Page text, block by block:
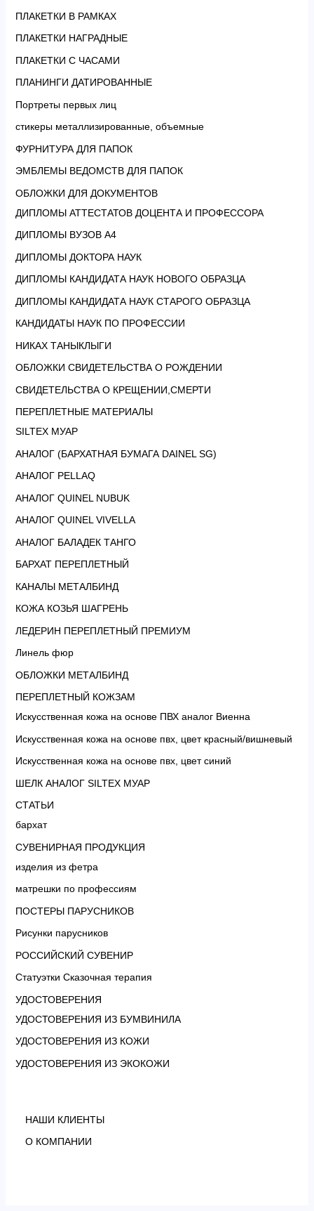
ПЛАКЕТКИ В РАМКАХ
ПЛАКЕТКИ НАГРАДНЫЕ
ПЛАКЕТКИ С ЧАСАМИ
ПЛАНИНГИ ДАТИРОВАННЫЕ
Портреты первых лиц
стикеры металлизированные, объемные
ФУРНИТУРА ДЛЯ ПАПОК
ЭМБЛЕМЫ ВЕДОМСТВ ДЛЯ ПАПОК
ОБЛОЖКИ ДЛЯ ДОКУМЕНТОВ
ДИПЛОМЫ АТТЕСТАТОВ ДОЦЕНТА И ПРОФЕССОРА
ДИПЛОМЫ ВУЗОВ А4
ДИПЛОМЫ ДОКТОРА НАУК
ДИПЛОМЫ КАНДИДАТА НАУК НОВОГО ОБРАЗЦА
ДИПЛОМЫ КАНДИДАТА НАУК СТАРОГО ОБРАЗЦА
КАНДИДАТЫ НАУК ПО ПРОФЕССИИ
НИКАХ ТАНЫКЛЫГИ
ОБЛОЖКИ СВИДЕТЕЛЬСТВА О РОЖДЕНИИ
СВИДЕТЕЛЬСТВА О КРЕЩЕНИИ,СМЕРТИ
ПЕРЕПЛЕТНЫЕ МАТЕРИАЛЫ
SILTEX МУАР
АНАЛОГ (БАРХАТНАЯ БУМАГА DAINEL SG)
АНАЛОГ PELLAQ
АНАЛОГ QUINEL NUBUK
АНАЛОГ QUINEL VIVELLA
АНАЛОГ БАЛАДЕК ТАНГО
БАРХАТ ПЕРЕПЛЕТНЫЙ
КАНАЛЫ МЕТАЛБИНД
КОЖА КОЗЬЯ ШАГРЕНЬ
ЛЕДЕРИН ПЕРЕПЛЕТНЫЙ ПРЕМИУМ
Линель фюр
ОБЛОЖКИ МЕТАЛБИНД
ПЕРЕПЛЕТНЫЙ КОЖЗАМ
Искусственная кожа на основе ПВХ аналог Виенна
Искусственная кожа на основе пвх, цвет красный/вишневый
Искусственная кожа на основе пвх, цвет синий
ШЕЛК АНАЛОГ SILTEX МУАР
СТАТЬИ
бархат
СУВЕНИРНАЯ ПРОДУКЦИЯ
изделия из фетра
матрешки по профессиям
ПОСТЕРЫ ПАРУСНИКОВ
Рисунки парусников
РОССИЙСКИЙ СУВЕНИР
Статуэтки Сказочная терапия
УДОСТОВЕРЕНИЯ
УДОСТОВЕРЕНИЯ ИЗ БУМВИНИЛА
УДОСТОВЕРЕНИЯ ИЗ КОЖИ
УДОСТОВЕРЕНИЯ ИЗ ЭКОКОЖИ
НАШИ КЛИЕНТЫ
О КОМПАНИИ